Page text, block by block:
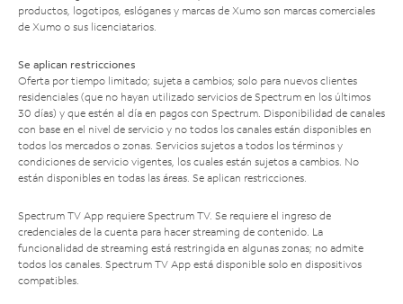
productos, logotipos, eslóganes y marcas de Xumo son marcas comerciales
de Xumo o sus licenciatarios.
Se aplican restricciones
Oferta por tiempo limitado; sujeta a cambios; solo para nuevos clientes
residenciales (que no hayan utilizado servicios de Spectrum en los últimos
30 días) y que estén al día en pagos con Spectrum. Disponibilidad de canales
con base en el nivel de servicio y no todos los canales están disponibles en
todos los mercados o zonas. Servicios sujetos a todos los términos y
condiciones de servicio vigentes, los cuales están sujetos a cambios. No
están disponibles en todas las áreas. Se aplican restricciones.
Spectrum TV App requiere Spectrum TV. Se requiere el ingreso de
credenciales de la cuenta para hacer streaming de contenido. La
funcionalidad de streaming está restringida en algunas zonas; no admite
todos los canales. Spectrum TV App está disponible solo en dispositivos
compatibles.